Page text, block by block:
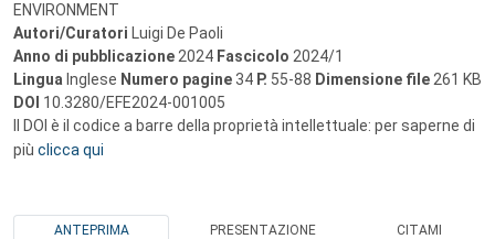
ENVIRONMENT
Autori/Curatori Luigi De Paoli
Anno di pubblicazione 2024 Fascicolo 2024/1
Lingua Inglese Numero pagine 34 P. 55-88 Dimensione file 261 KB
DOI 10.3280/EFE2024-001005
Il DOI è il codice a barre della proprietà intellettuale: per saperne di
più clicca qui
ANTEPRIMA PRESENTAZIONE CITAMI